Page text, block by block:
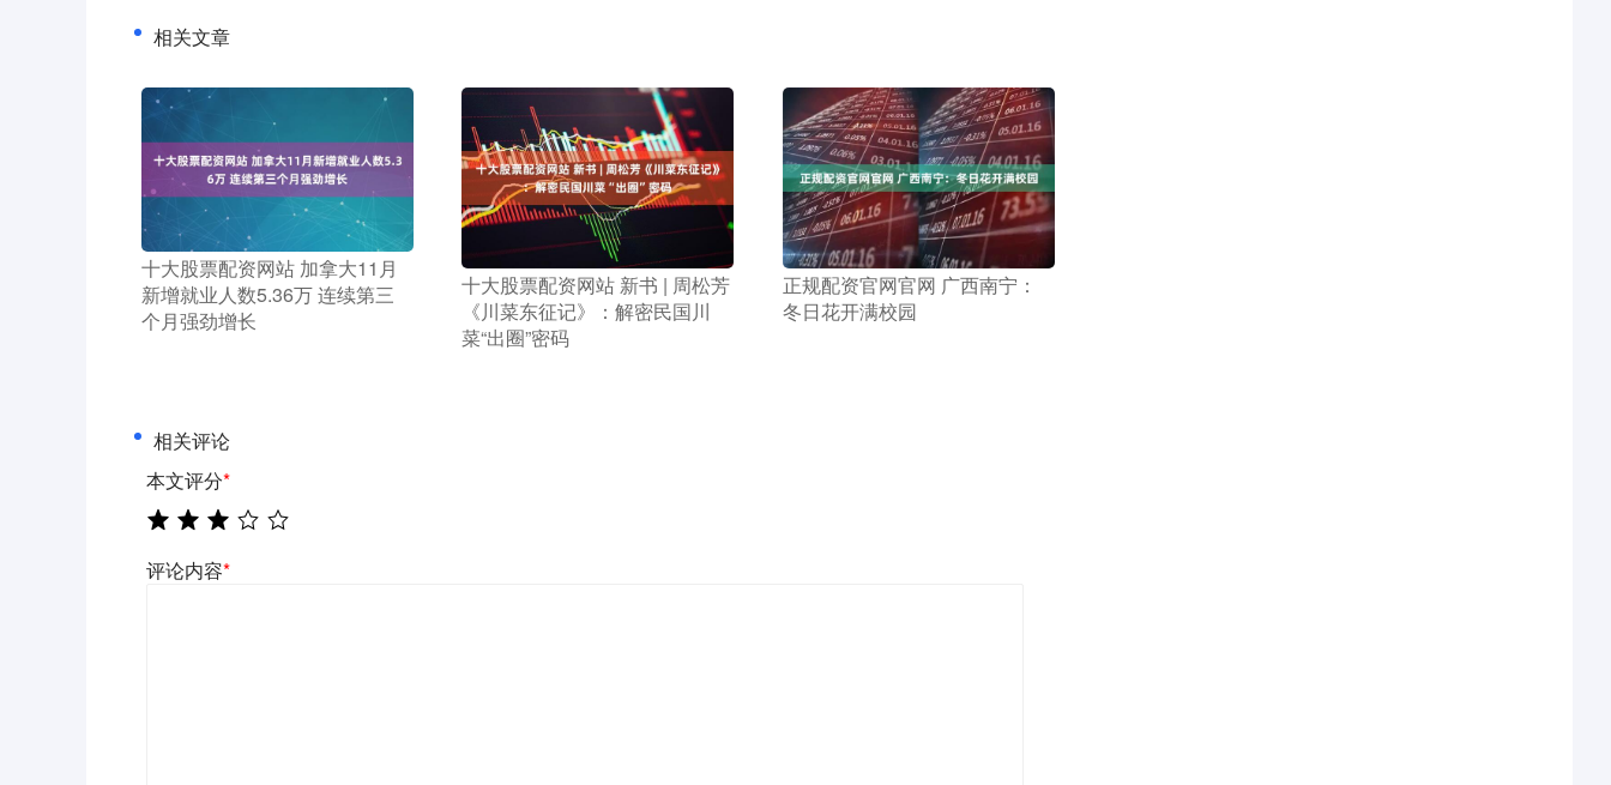
相关文章
​十大股票配资网站 加拿大11月
新增就业人数5.36万 连续第三
个月强劲增长
​十大股票配资网站 新书 | 周松芳
《川菜东征记》：解密民国川
菜“出圈”密码
​正规配资官网官网 广西南宁：
冬日花开满校园
相关评论
本文评分*
评论内容*